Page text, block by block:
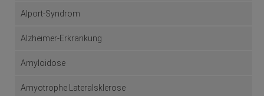
Alport-Syndrom
Alzheimer-Erkrankung
Amyloidose
Amyotrophe Lateralsklerose